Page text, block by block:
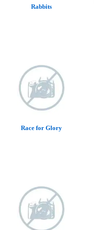
Rabbits
Race for Glory